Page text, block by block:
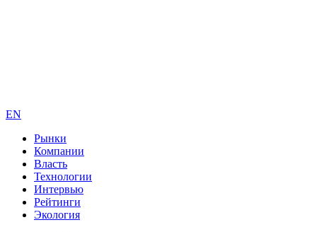
EN
Рынки
Компании
Власть
Технологии
Интервью
Рейтинги
Экология